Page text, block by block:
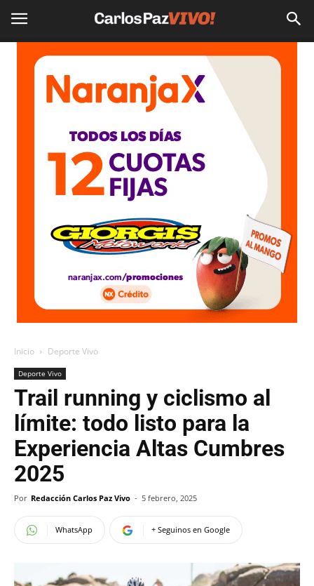
Inicio Deporte Vivo
Deporte Vivo
Trail running y ciclismo al
límite: todo listo para la
Experiencia Altas Cumbres
2025
Por Redacción Carlos Paz Vivo - 5 febrero, 2025
WhatsApp + Seguinos en Google